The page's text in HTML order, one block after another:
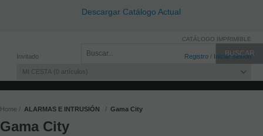
Descargar Catálogo Actual
Invitado Registro / Iniciar sesión
MI CESTA 0 artículos
CATÁLOGO IMPRIMIBLE
Home ALARMAS E INTRUSIÓN Gama City
Gama City